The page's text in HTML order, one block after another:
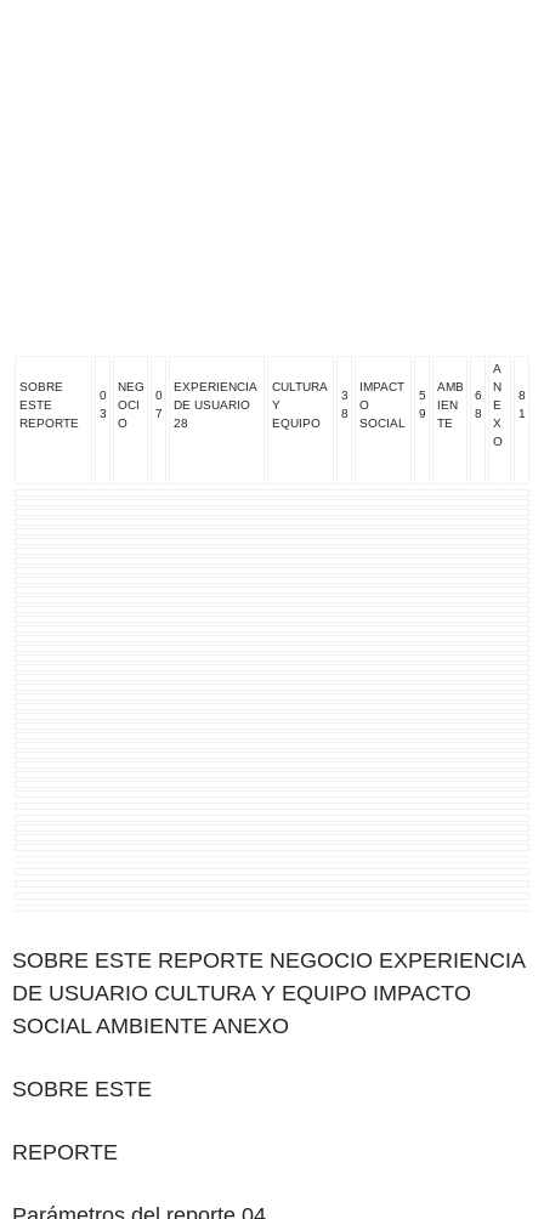
SOBRE
ESTE
REPORTE
0
3
NEG
OCI
O
0
7
EXPERIENCIA
DE USUARIO
28
CULTURA
Y
EQUIPO
3
8
IMPACT
O
SOCIAL
5
9
AMB
IEN
TE
6
8
A
N
E
X
O
8
1
SOBRE ESTE REPORTE NEGOCIO EXPERIENCIA
DE USUARIO CULTURA Y EQUIPO IMPACTO
SOCIAL AMBIENTE ANEXO
SOBRE ESTE
REPORTE